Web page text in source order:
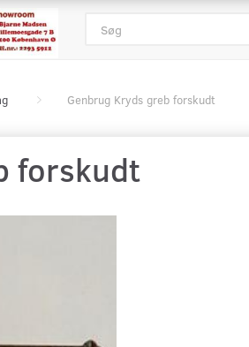
Genbrug Kryds greb forskudt
forskudt